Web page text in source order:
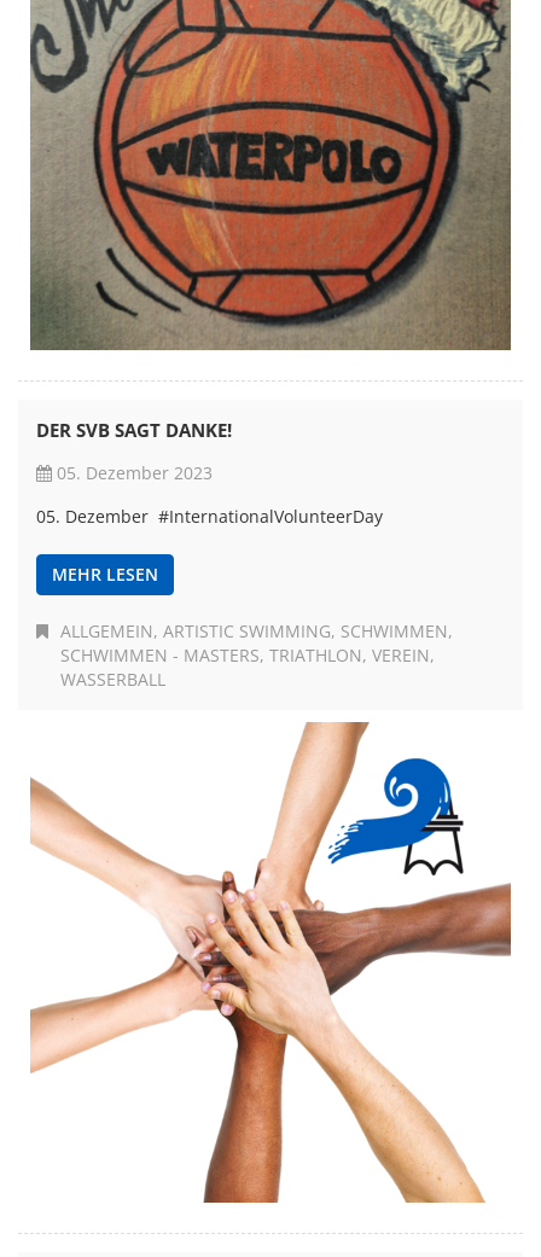
DER SVB SAGT DANKE!
05. Dezember 2023
05. Dezember #InternationalVolunteerDay
MEHR LESEN
ALLGEMEIN ARTISTIC SWIMMING SCHWIMMEN
SCHWIMMEN - MASTERS TRIATHLON VEREIN
WASSERBALL